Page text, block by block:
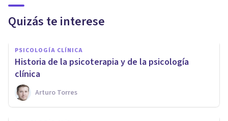
Quizás te interese
PSICOLOGÍA CLÍNICA
Historia de la psicoterapia y de la psicología
clínica
Arturo Torres